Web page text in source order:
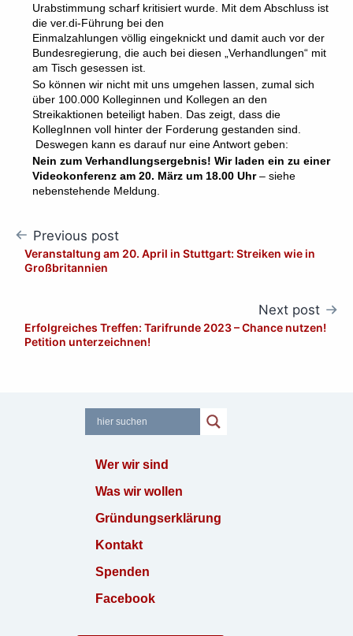
Urabstimmung scharf kritisiert wurde. Mit dem Abschluss ist
die ver.di-Führung bei den
Einmalzahlungen völlig eingeknickt und damit auch vor der
Bundesregierung, die auch bei diesen „Verhandlungen“ mit
am Tisch gesessen ist.
So können wir nicht mit uns umgehen lassen, zumal sich
über 100.000 Kolleginnen und Kollegen an den
Streikaktionen beteiligt haben. Das zeigt, dass die
KollegInnen voll hinter der Forderung gestanden sind.
Deswegen kann es darauf nur eine Antwort geben:
Nein zum Verhandlungsergebnis! Wir laden ein zu einer
Videokonferenz am 20. März um 18.00 Uhr– siehe
nebenstehende Meldung.
Post
navigation
Previous post
Veranstaltung am 20. April in Stuttgart: Streiken wie in
Großbritannien
Next post
Erfolgreiches Treffen: Tarifrunde 2023 – Chance nutzen!
Petition unterzeichnen!
Wer wir sind
Was wir wollen
Gründungserklärung
Kontakt
Spenden
Facebook